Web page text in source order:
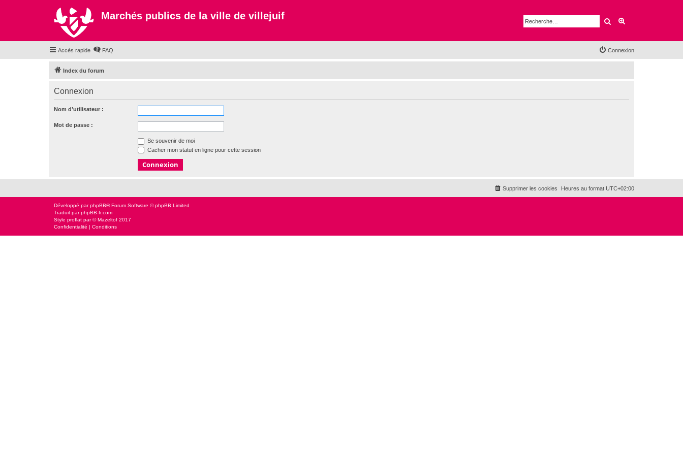
Marchés publics de la ville de villejuif Rechercher
Accès rapide FAQ Connexion
Index du forum
Connexion
Nom d’utilisateur :
Mot de passe :
Se souvenir de moi
Cacher mon statut en ligne pour cette session
Heures au format UTC+02:00
Supprimer les cookies
Développé parphpBB® Forum Software © phpBB Limited
Traduit parphpBB-fr.com
Style proflat par ©Mazeltof 2017
Confidentialité | Conditions